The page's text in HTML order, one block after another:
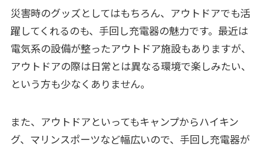
災害時のグッズとしてはもちろん、アウトドアでも活
躍してくれるのも、手回し充電器の魅力です。最近は
電気系の設備が整ったアウトドア施設もありますが、
アウトドアの際は日常とは異なる環境で楽しみたい、
という方も少なくありません。
また、アウトドアといってもキャンプからハイキン
グ、マリンスポーツなど幅広いので、手回し充電器が